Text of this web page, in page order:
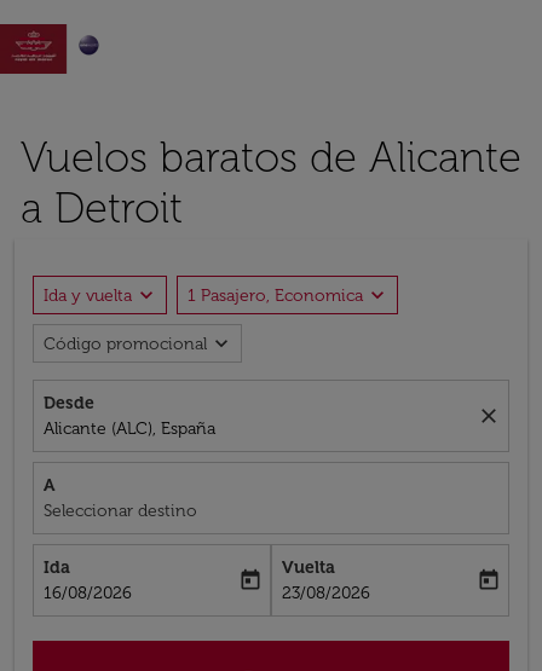

Vuelos baratos de Alicante
a Detroit
Ida y vuelta expand_more 1 Pasajero, Economica expand_more
Código promocional expand_more
Desde
Alicante (ALC), España
close
A
Seleccionar destino
Ida
fc-booking-departure-date-aria-label
16/08/2026
today
Vuelta
fc-booking-return-date-aria-label
23/08/2026
today